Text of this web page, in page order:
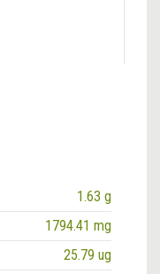
1.63 g
1794.41 mg
25.79 ug